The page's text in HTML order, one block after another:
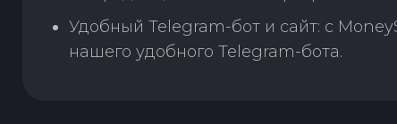
Удобный Telegram-бот и сайт: с
нашего удобного Telegram-бота.